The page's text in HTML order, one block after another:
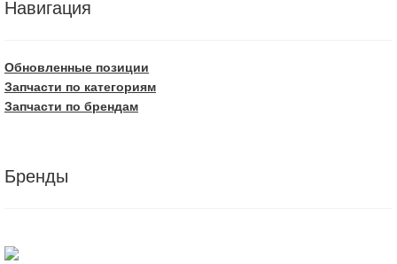
Навигация
Обновленные позиции
Запчасти по категориям
Запчасти по брендам
Бренды